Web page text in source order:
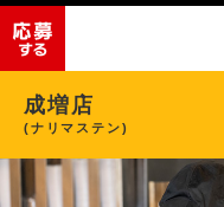
成増店
(ナリマステン)